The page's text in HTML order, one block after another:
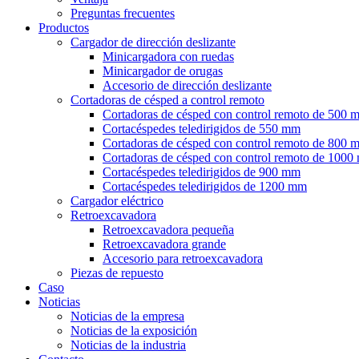
Preguntas frecuentes
Productos
Cargador de dirección deslizante
Minicargadora con ruedas
Minicargador de orugas
Accesorio de dirección deslizante
Cortadoras de césped a control remoto
Cortadoras de césped con control remoto de 500
Cortacéspedes teledirigidos de 550 mm
Cortadoras de césped con control remoto de 800
Cortadoras de césped con control remoto de 1000
Cortacéspedes teledirigidos de 900 mm
Cortacéspedes teledirigidos de 1200 mm
Cargador eléctrico
Retroexcavadora
Retroexcavadora pequeña
Retroexcavadora grande
Accesorio para retroexcavadora
Piezas de repuesto
Caso
Noticias
Noticias de la empresa
Noticias de la exposición
Noticias de la industria